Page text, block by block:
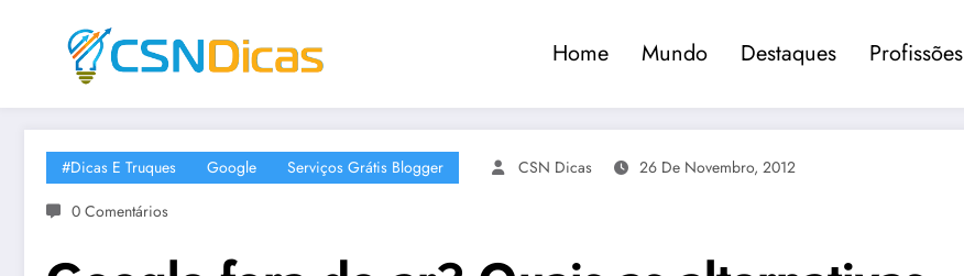
Home Mundo Destaques Profissões
#Dicas E Truques Google Serviços Grátis Blogger CSN Dicas
26 De Novembro, 2012
0 Comentários